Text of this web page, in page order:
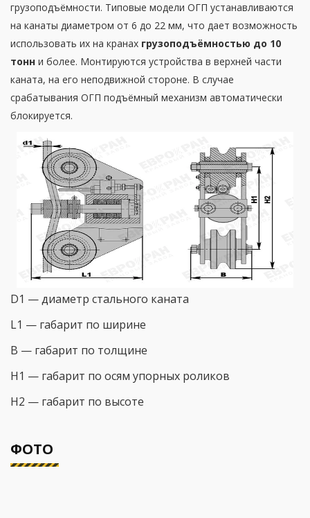
грузоподъёмности. Типовые модели ОГП устанавливаются
на канаты диаметром от 6 до 22 мм, что дает возможность
использовать их на кранах грузоподъёмностью до 10
тонн и более. Монтируются устройства в верхней части
каната, на его неподвижной стороне. В случае
срабатывания ОГП подъёмный механизм автоматически
блокируется.
D1 — диаметр стального каната
L1 — габарит по ширине
B — габарит по толщине
H1 — габарит по осям упорных роликов
H2 — габарит по высоте
ФОТО